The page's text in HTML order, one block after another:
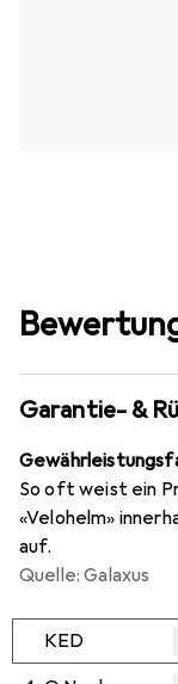
Garantie- &
So oft weist ein
«Velohelm»
auf.
Quelle: Galaxus
KED